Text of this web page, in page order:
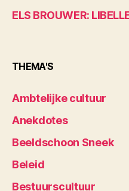
ELS BROUWER:
THEMA'S
Ambtelijke cultuur
Anekdotes
Beeldschoon Sneek
Beleid
Bestuurscultuur